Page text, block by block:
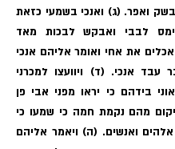
ואפר. (ג) ואנכי בשמעי כזאת
לבבי ואבקש לבכות מאד
את אחי ואומר אליהם אנכי
עבד אנכי. (ד) ויוועצו למכרני
בידהם כי יראו מפני אבי פן
מהם נקמת חמה כי שמעו כי
ואנשים. (ה) ויאמר אליהם